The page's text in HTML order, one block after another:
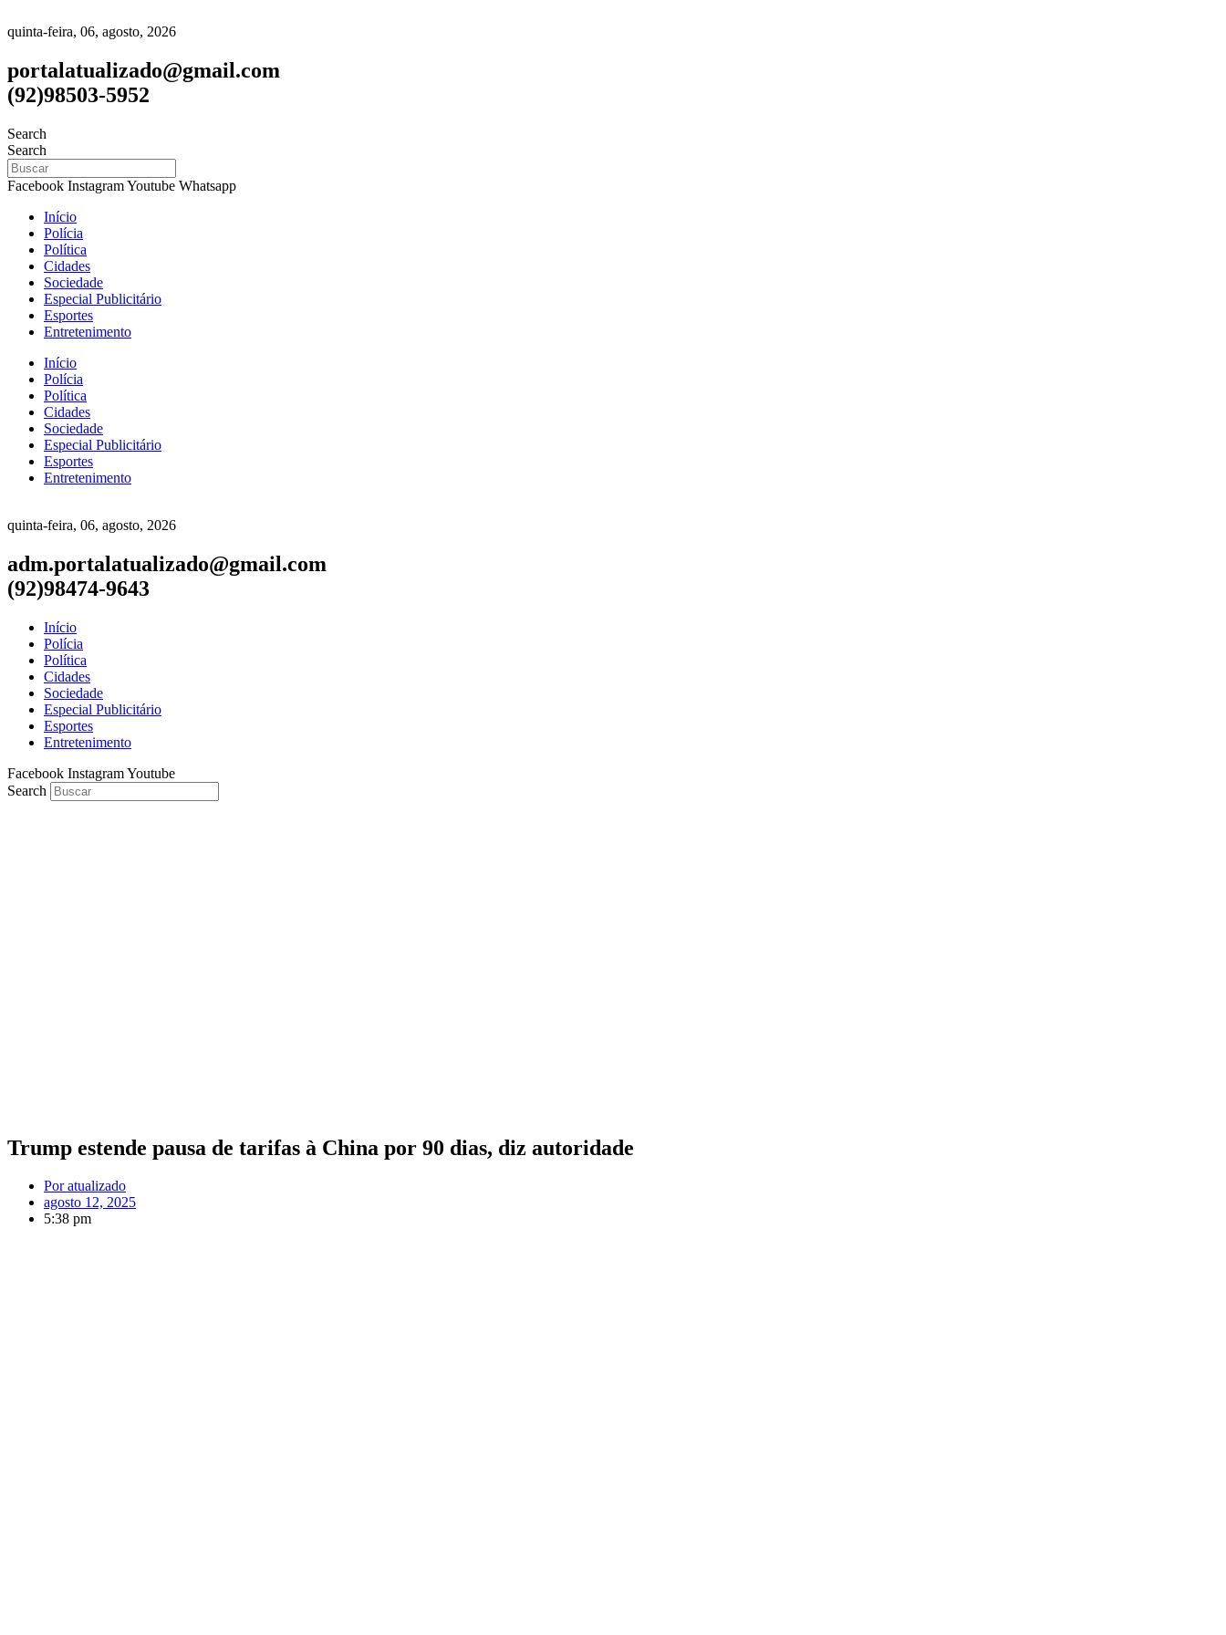
quinta-feira, 06, agosto, 2026
portalatualizado@gmail.com
(92)98503-5952
Search
Search
Facebook InstagramYoutube Whatsapp
Início
Polícia
Política
Cidades
Sociedade
Especial Publicitário
Esportes
Entretenimento
Início
Polícia
Política
Cidades
Sociedade
Especial Publicitário
Esportes
Entretenimento
quinta-feira, 06, agosto, 2026
adm.portalatualizado@gmail.com
(92)98474-9643
Início
Polícia
Política
Cidades
Sociedade
Especial Publicitário
Esportes
Entretenimento
Facebook InstagramYoutube
Search
Trump estende pausa de tarifas à China por 90 dias, diz autoridade
Poratualizado
agosto 12, 2025
5:38 pm